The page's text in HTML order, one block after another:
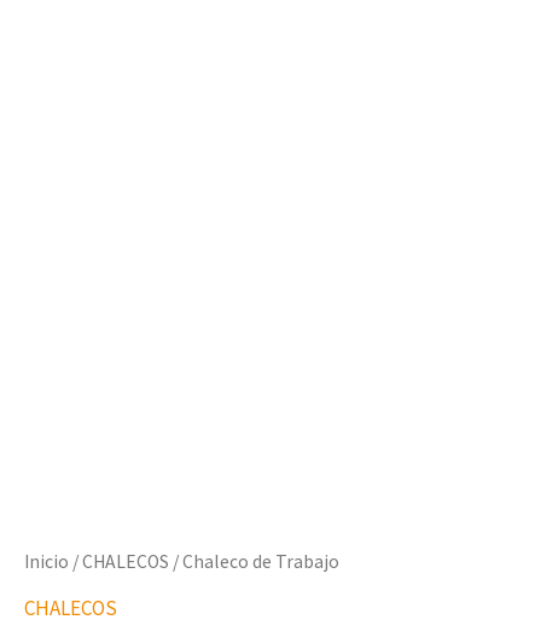
Inicio /CHALECOS / Chaleco de Trabajo
CHALECOS